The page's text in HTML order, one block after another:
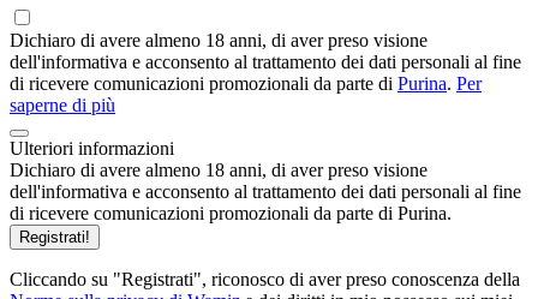
Dichiaro di avere almeno 18 anni, di aver preso visione
dell'informativa e acconsento al trattamento dei dati personali al fine
di ricevere comunicazioni promozionali da parte di Purina. Per
saperne di più
Ulteriori informazioni
Dichiaro di avere almeno 18 anni, di aver preso visione
dell'informativa e acconsento al trattamento dei dati personali al fine
di ricevere comunicazioni promozionali da parte di Purina.
Registrati!
Cliccando su "Registrati", riconosco di aver preso conoscenza della